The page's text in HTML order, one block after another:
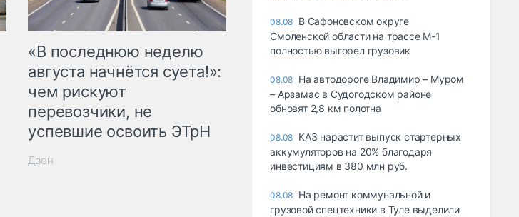
«В последнюю неделю
августа начнётся суета!»:
чем рискуют
перевозчики, не
успевшие освоить ЭТрН
Дзен
08.08 В Сафоновском округе
Смоленской области на трассе М-1
полностью выгорел грузовик
08.08 На автодороге Владимир – Муром
– Арзамас в Судогодском районе
обновят 2,8 км полотна
08.08 КАЗ нарастит выпуск стартерных
аккумуляторов на 20% благодаря
инвестициям в 380 млн руб.
08.08 На ремонт коммунальной и
грузовой спецтехники в Туле выделили